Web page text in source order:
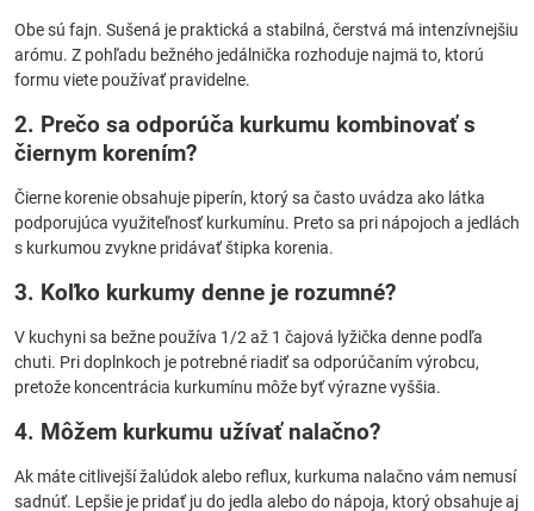
Obe sú fajn. Sušená je praktická a stabilná, čerstvá má intenzívnejšiu
arómu. Z pohľadu bežného jedálnička rozhoduje najmä to, ktorú
formu viete používať pravidelne.
2. Prečo sa odporúča kurkumu kombinovať s
čiernym korením?
Čierne korenie obsahuje piperín, ktorý sa často uvádza ako látka
podporujúca využiteľnosť kurkumínu. Preto sa pri nápojoch a jedlách
s kurkumou zvykne pridávať štipka korenia.
3. Koľko kurkumy denne je rozumné?
V kuchyni sa bežne používa 1/2 až 1 čajová lyžička denne podľa
chuti. Pri doplnkoch je potrebné riadiť sa odporúčaním výrobcu,
pretože koncentrácia kurkumínu môže byť výrazne vyššia.
4. Môžem kurkumu užívať nalačno?
Ak máte citlivejší žalúdok alebo reflux, kurkuma nalačno vám nemusí
sadnúť. Lepšie je pridať ju do jedla alebo do nápoja, ktorý obsahuje aj